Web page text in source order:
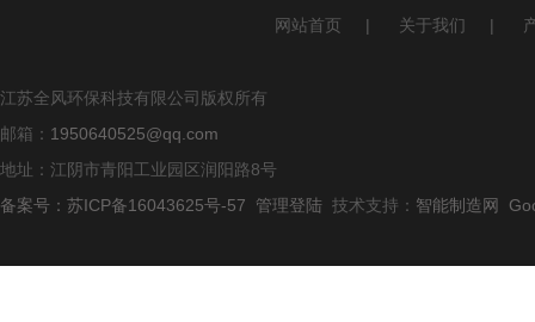
网站首页 | 关于我们 |
江苏全风环保科技有限公司版权所有
邮箱： 1950640525@qq.com
地址：江阴市青阳工业园区润阳路8号
备案号：苏ICP备16043625号-57
管理登陆 技术支持： 智能制造网